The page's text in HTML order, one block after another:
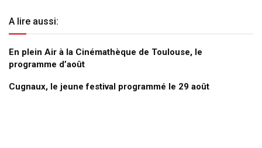
A lire aussi:
En plein Air à la Cinémathèque de Toulouse, le
programme d’août
Cugnaux, le jeune festival programmé le 29 août